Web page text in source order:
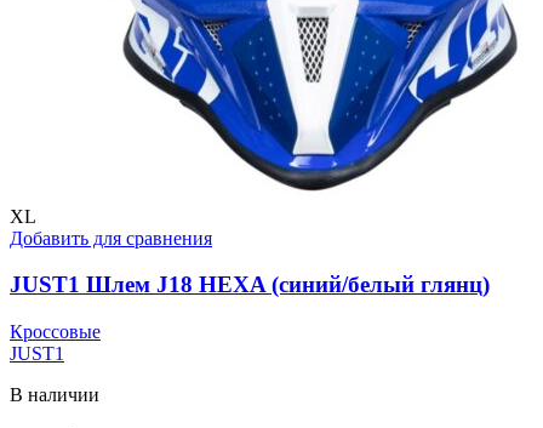
XL
Добавить для сравнения
JUST1 Шлем J18 HEXA (синий/белый глянц)
Кроссовые
JUST1
В наличии